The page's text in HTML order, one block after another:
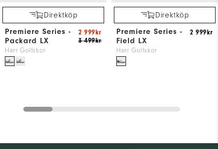
Direktköp
Premiere Series -
Packard LX
Herr Golfskor
3 499kr
2 999kr
Direktköp
Premiere Series -
Field LX
Herr Golfskor
2 999kr